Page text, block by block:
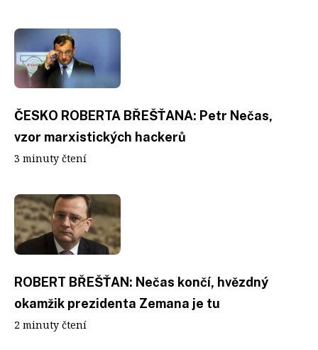
ČESKO ROBERTA BŘEŠŤANA: Petr Nečas,
vzor marxistických hackerů
3 minuty čtení
ROBERT BŘEŠŤAN: Nečas končí, hvězdný
okamžik prezidenta Zemana je tu
2 minuty čtení